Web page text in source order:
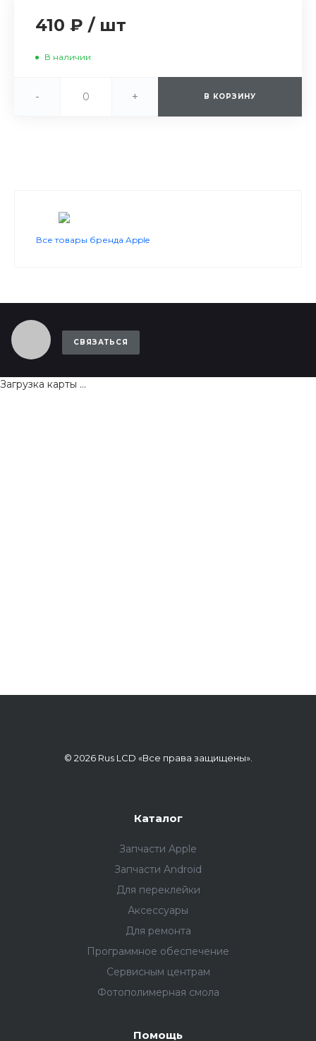
410 ₽ / шт
В наличии
- + В КОРЗИНУ
Все товары бренда Apple
СВЯЗАТЬСЯ
Загрузка карты ...
© 2026 Rus LCD «Все права защищены».
Каталог
Запчасти Apple
Запчасти Android
Для переклейки
Аксессуары
Для ремонта
Программное обеспечение
Сервисным центрам
Фотополимерная смола
Помощь